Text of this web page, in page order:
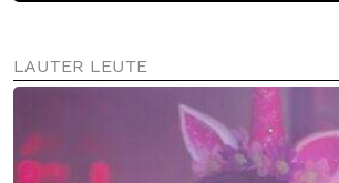
LAUTER LEUTE